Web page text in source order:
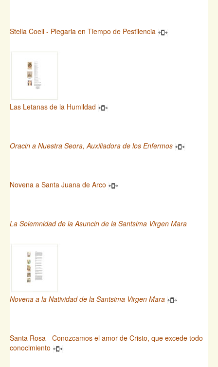
Stella Coeli - Plegaria en Tiempo de Pestilencia
Las Letanas de la Humildad
Oracin a Nuestra Seora, Auxiliadora de los Enfermos
Novena a Santa Juana de Arco
La Solemnidad de la Asuncin de la Santsima Virgen Mara
Novena a la Natividad de la Santsima Virgen Mara
Santa Rosa - Conozcamos el amor de Cristo, que excede todo
conocimiento